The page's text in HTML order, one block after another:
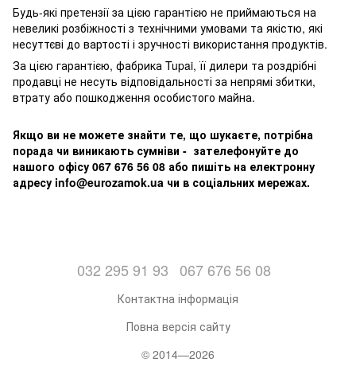
Будь-які претензії за цією гарантією не приймаються на
невеликі розбіжності з технічними умовами та якістю, які
несуттєві до вартості і зручності використання продуктів.
За цією гарантією, фабрика Tupai, її дилери та роздрібні
продавці не несуть відповідальності за непрямі збитки,
втрату або пошкодження особистого майна.
Якщо ви не можете знайти те, що шукаєте, потрібна
порада чи виникають сумніви - зателефонуйте до
нашого офісу 067 676 56 08 або пишіть на електронну
адресу info@eurozamok.ua чи в соціальних мережах.
032 295 91 93 067 676 56 08
Контактна інформація
Повна версія сайту
© 2014—2026